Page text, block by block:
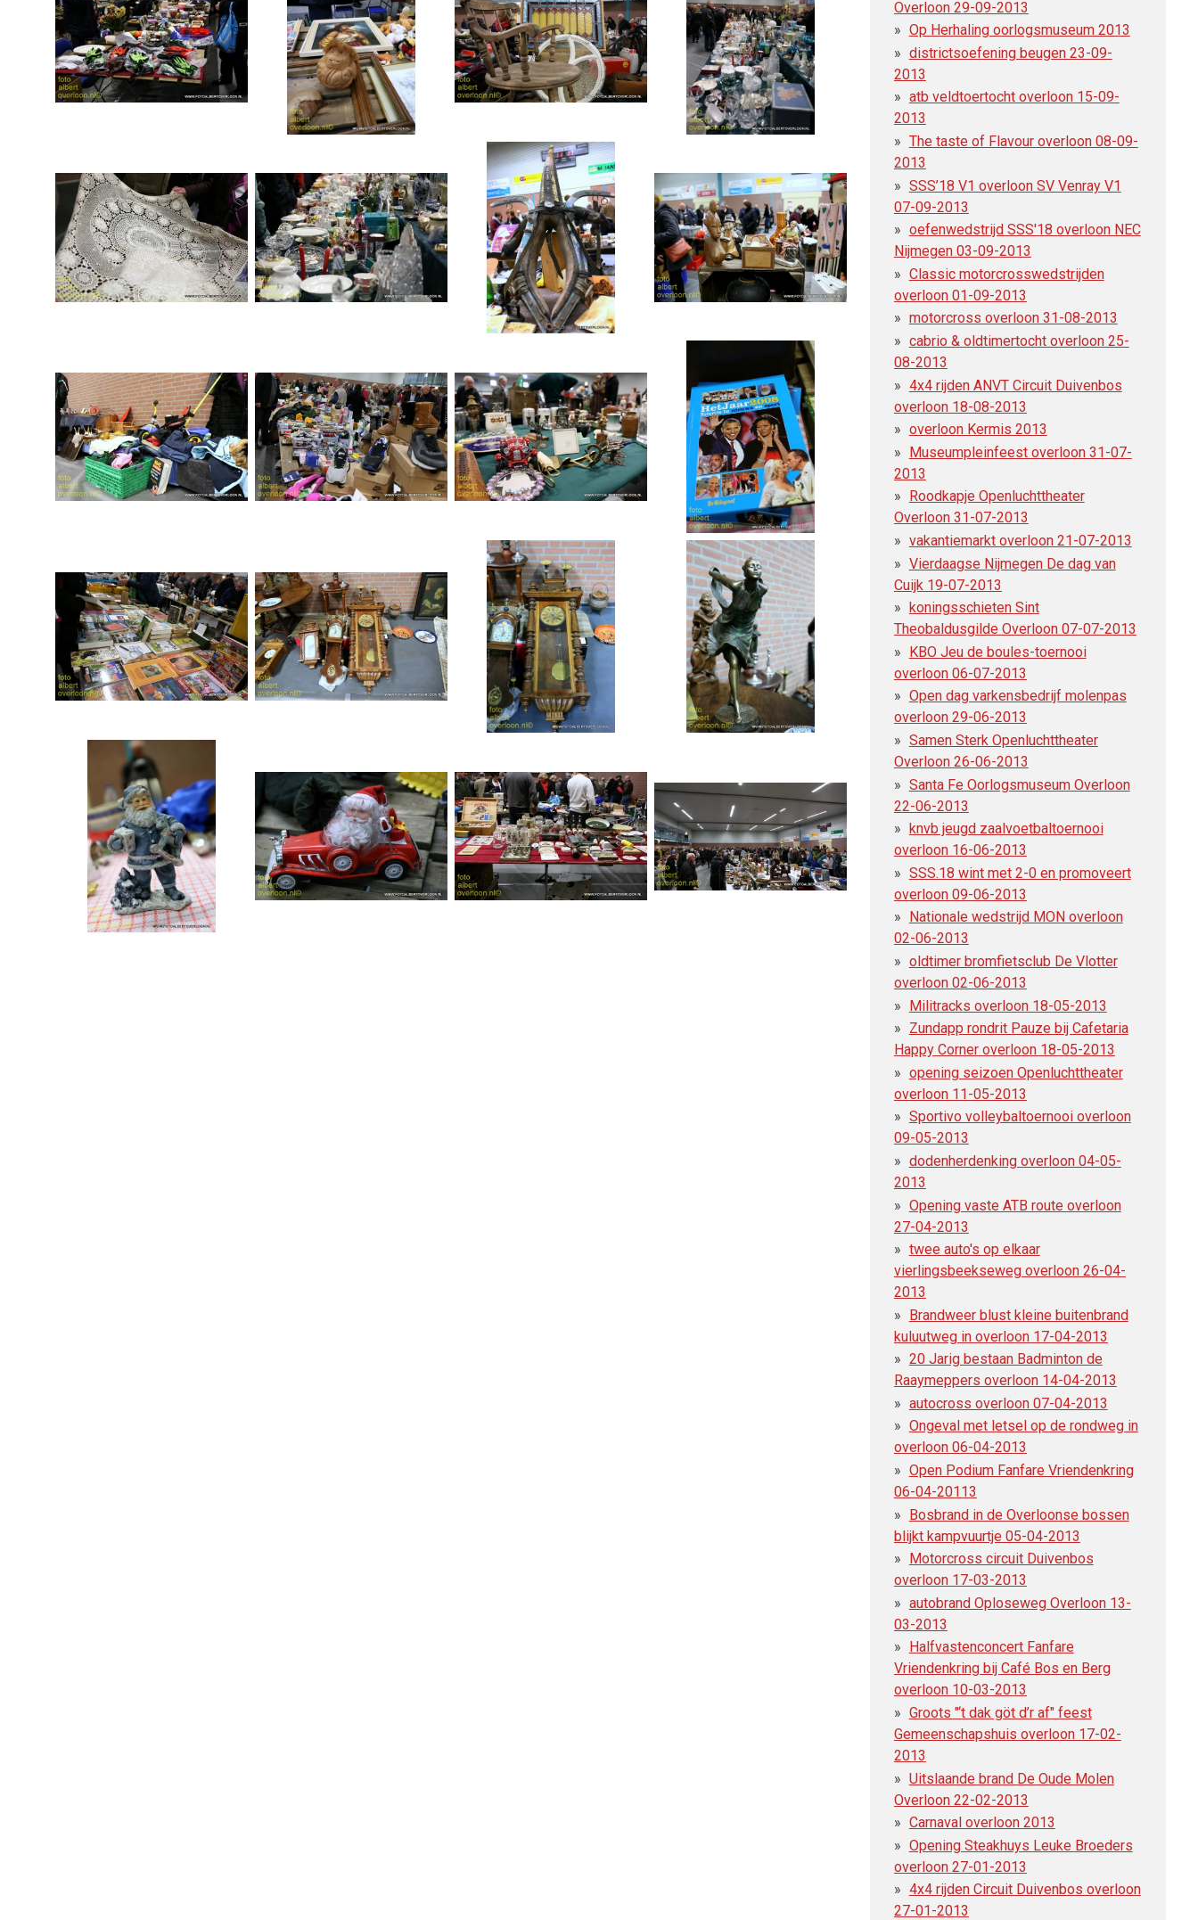
Overloon 29-09-2013
Op Herhaling oorlogsmuseum 2013
districtsoefening beugen 23-09-
2013
atb veldtoertocht overloon 15-09-
2013
The taste of Flavour overloon 08-09-
2013
SSS’18 V1 overloon SV Venray V1
07-09-2013
oefenwedstrijd SSS'18 overloon NEC
Nijmegen 03-09-2013
Classic motorcrosswedstrijden
overloon 01-09-2013
motorcross overloon 31-08-2013
cabrio & oldtimertocht overloon 25-
08-2013
4x4 rijden ANVT Circuit Duivenbos
overloon 18-08-2013
overloon Kermis 2013
Museumpleinfeest overloon 31-07-
2013
Roodkapje Openluchttheater
Overloon 31-07-2013
vakantiemarkt overloon 21-07-2013
Vierdaagse Nijmegen De dag van
Cuijk 19-07-2013
koningsschieten Sint
Theobaldusgilde Overloon 07-07-2013
KBO Jeu de boules-toernooi
overloon 06-07-2013
Open dag varkensbedrijf molenpas
overloon 29-06-2013
Samen Sterk Openluchttheater
Overloon 26-06-2013
Santa Fe Oorlogsmuseum Overloon
22-06-2013
knvb jeugd zaalvoetbaltoernooi
overloon 16-06-2013
SSS.18 wint met 2-0 en promoveert
overloon 09-06-2013
Nationale wedstrijd MON overloon
02-06-2013
oldtimer bromfietsclub De Vlotter
overloon 02-06-2013
Militracks overloon 18-05-2013
Zundapp rondrit Pauze bij Cafetaria
Happy Corner overloon 18-05-2013
opening seizoen Openluchttheater
overloon 11-05-2013
Sportivo volleybaltoernooi overloon
09-05-2013
dodenherdenking overloon 04-05-
2013
Opening vaste ATB route overloon
27-04-2013
twee auto's op elkaar
vierlingsbeekseweg overloon 26-04-
2013
Brandweer blust kleine buitenbrand
kuluutweg in overloon 17-04-2013
20 Jarig bestaan Badminton de
Raaymeppers overloon 14-04-2013
autocross overloon 07-04-2013
Ongeval met letsel op de rondweg in
overloon 06-04-2013
Open Podium Fanfare Vriendenkring
06-04-20113
Bosbrand in de Overloonse bossen
blijkt kampvuurtje 05-04-2013
Motorcross circuit Duivenbos
overloon 17-03-2013
autobrand Oploseweg Overloon 13-
03-2013
Halfvastenconcert Fanfare
Vriendenkring bij Café Bos en Berg
overloon 10-03-2013
Groots "‘t dak göt d’r af" feest
Gemeenschapshuis overloon 17-02-
2013
Uitslaande brand De Oude Molen
Overloon 22-02-2013
Carnaval overloon 2013
Opening Steakhuys Leuke Broeders
overloon 27-01-2013
4x4 rijden Circuit Duivenbos overloon
27-01-2013